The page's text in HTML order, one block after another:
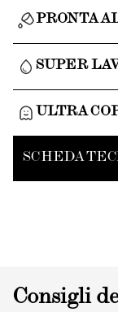
PRONTA
SUPER
ULTRA
SCHEDA
Consigli